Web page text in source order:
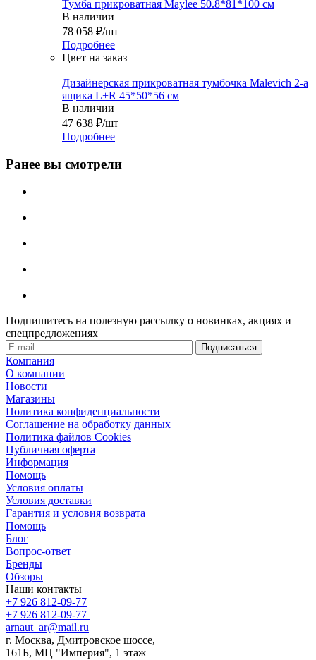
Тумба прикроватная Maylee 50.8*81*100 см
В наличии
78 058 ₽/шт
Подробнее
Цвет на заказ
Дизайнерская прикроватная тумбочка Malevich 2-а
ящика L+R 45*50*56 см
В наличии
47 638 ₽/шт
Подробнее
Ранее вы смотрели
Подпишитесь на полезную рассылку о новинках, акциях и
спецпредложениях
Компания
О компании
Новости
Магазины
Политика конфиденциальности
Соглашение на обработку данных
Политика файлов Cookies
Публичная оферта
Информация
Помощь
Условия оплаты
Условия доставки
Гарантия и условия возврата
Помощь
Блог
Вопрос-ответ
Бренды
Обзоры
Наши контакты
+7 926 812-09-77
+7 926 812-09-77
arnaut_ar@mail.ru
г. Москва, Дмитровское шоссе,
161Б, МЦ "Империя", 1 этаж